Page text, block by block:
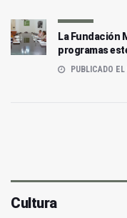
La Fundación
programas
PUBLICADO
Cultura